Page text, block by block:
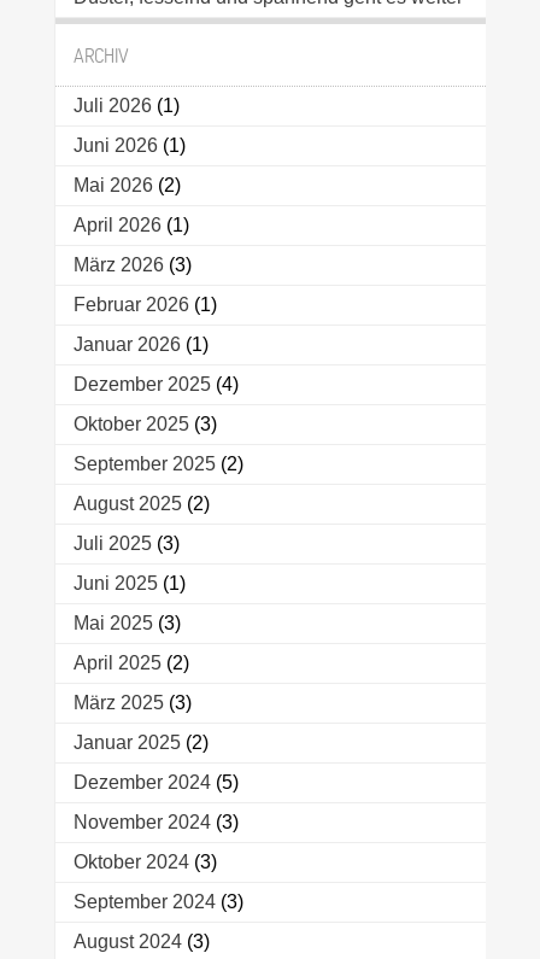
ARCHIV
Juli 2026(1)
Juni 2026(1)
Mai 2026(2)
April 2026(1)
März 2026(3)
Februar 2026(1)
Januar 2026(1)
Dezember 2025(4)
Oktober 2025(3)
September 2025(2)
August 2025(2)
Juli 2025(3)
Juni 2025(1)
Mai 2025(3)
April 2025(2)
März 2025(3)
Januar 2025(2)
Dezember 2024(5)
November 2024(3)
Oktober 2024(3)
September 2024(3)
August 2024(3)